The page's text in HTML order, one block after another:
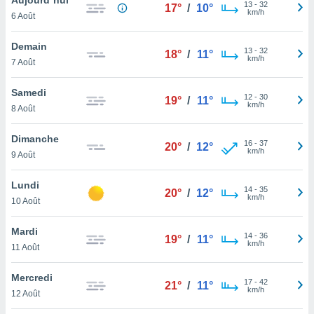
et
»,
au
vous
qu'ils
ou
le
ainsi
un
la
du
6 Août
17° / 10° 13- 32
km/h
Demain
7 Août
18° / 11° 13- 32
km/h
Samedi
8 Août
19° / 11° 12- 30
km/h
Dimanche
9 Août
20° / 12° 16- 37
km/h
Lundi
10 Août
20° / 12° 14- 35
km/h
Mardi
11 Août
19° / 11° 14- 36
km/h
Mercredi
12 Août
21° / 11° 17- 42
km/h